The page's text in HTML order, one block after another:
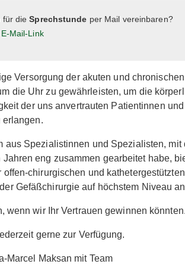
für dieSprechstunde per Mail vereinbaren?
E-Mail-Link
Versorgung der akuten und chronischen
die Uhr zu gewährleisten, um die
der uns anvertrauten Patientinnen
erlangen.
aus Spezialistinnen und Spezialisten, mit
eng zusammen gearbeitet habe,
chirurgischen und kathetergestützten
Gefäßchirurgie auf höchstem Niveau
wenn wir Ihr Vertrauen gewinnen
gerne zur Verfügung.
Marcel Maksan mit Team